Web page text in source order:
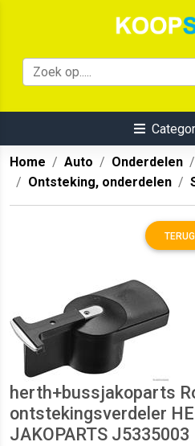
Home Auto Onderdelen
Ontsteking, onderdelen
TERUG
herth+bussjakoparts
ontstekingsverdeler
JAKOPARTS J5335003